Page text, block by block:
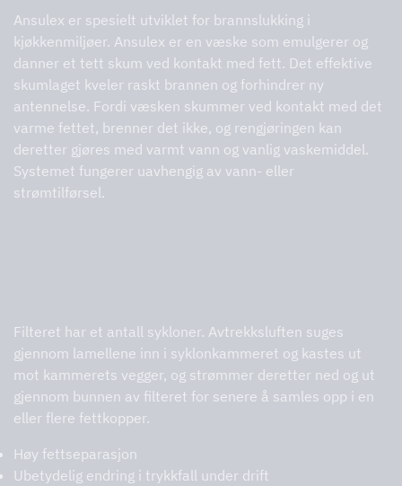
Ansulex er spesielt utviklet for brannslukking i
kjøkkenmiljøer. Ansulex er en væske som emulgerer og
danner et tett skum ved kontakt med fett. Det effektive
skumlaget kveler raskt brannen og forhindrer ny
antennelse. Fordi væsken skummer ved kontakt med det
varme fettet, brenner det ikke, og rengjøringen kan
deretter gjøres med varmt vann og vanlig vaskemiddel.
Systemet fungerer uavhengig av vann- eller
strømtilførsel.
Filteret har et antall sykloner. Avtrekksluften suges
gjennom lamellene inn i syklonkammeret og kastes ut
mot kammerets vegger, og strømmer deretter ned og ut
gjennom bunnen av filteret for senere å samles opp i en
eller flere fettkopper.
Høy fettseparasjon
Ubetydelig endring i trykkfall under drift